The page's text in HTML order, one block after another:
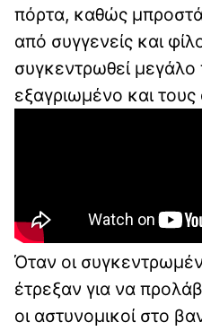
πόρτα, καθώς
από συγγενείς και
συγκεντρωθεί
εξαγριωμένο και
Όταν οι
έτρεξαν για να
οι αστυνομικοί στο